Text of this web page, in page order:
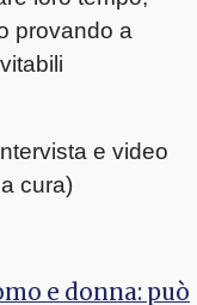
provando a
e video
cura)
e donna: può